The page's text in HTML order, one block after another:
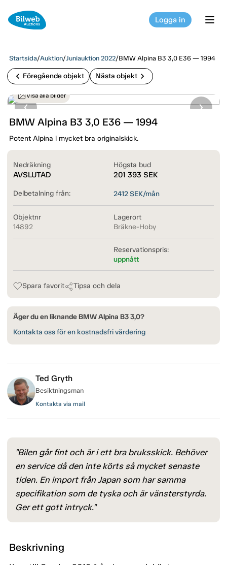
Logga in
Startsida/Auktion/Juniauktion 2022/BMW Alpina B3 3,0 E36 — 1994
chevron_left Föregående objekt Nästa objekt chevron_right
Visa alla bilder
BMW Alpina B3 3,0 E36 — 1994
Potent Alpina i mycket bra originalskick.
Nedräkning
AVSLUTAD
Högsta bud
201 393 SEK
Delbetalning från: 2412SEK/mån
Objektnr
14892
Lagerort
Bräkne-Hoby
Reservationspris:
uppnått
Spara favorit Tipsa och dela
Äger du en liknande BMW Alpina B3 3,0?
Kontakta oss för en kostnadsfri värdering
Ted Gryth
Besiktningsman
Kontakta via mail
"Bilen går fint och är i ett bra bruksskick. Behöver
en service då den inte körts så mycket senaste
tiden. En import från Japan som har samma
specifikation som de tyska och är vänsterstyrda.
Ger ett gott intryck."
Beskrivning